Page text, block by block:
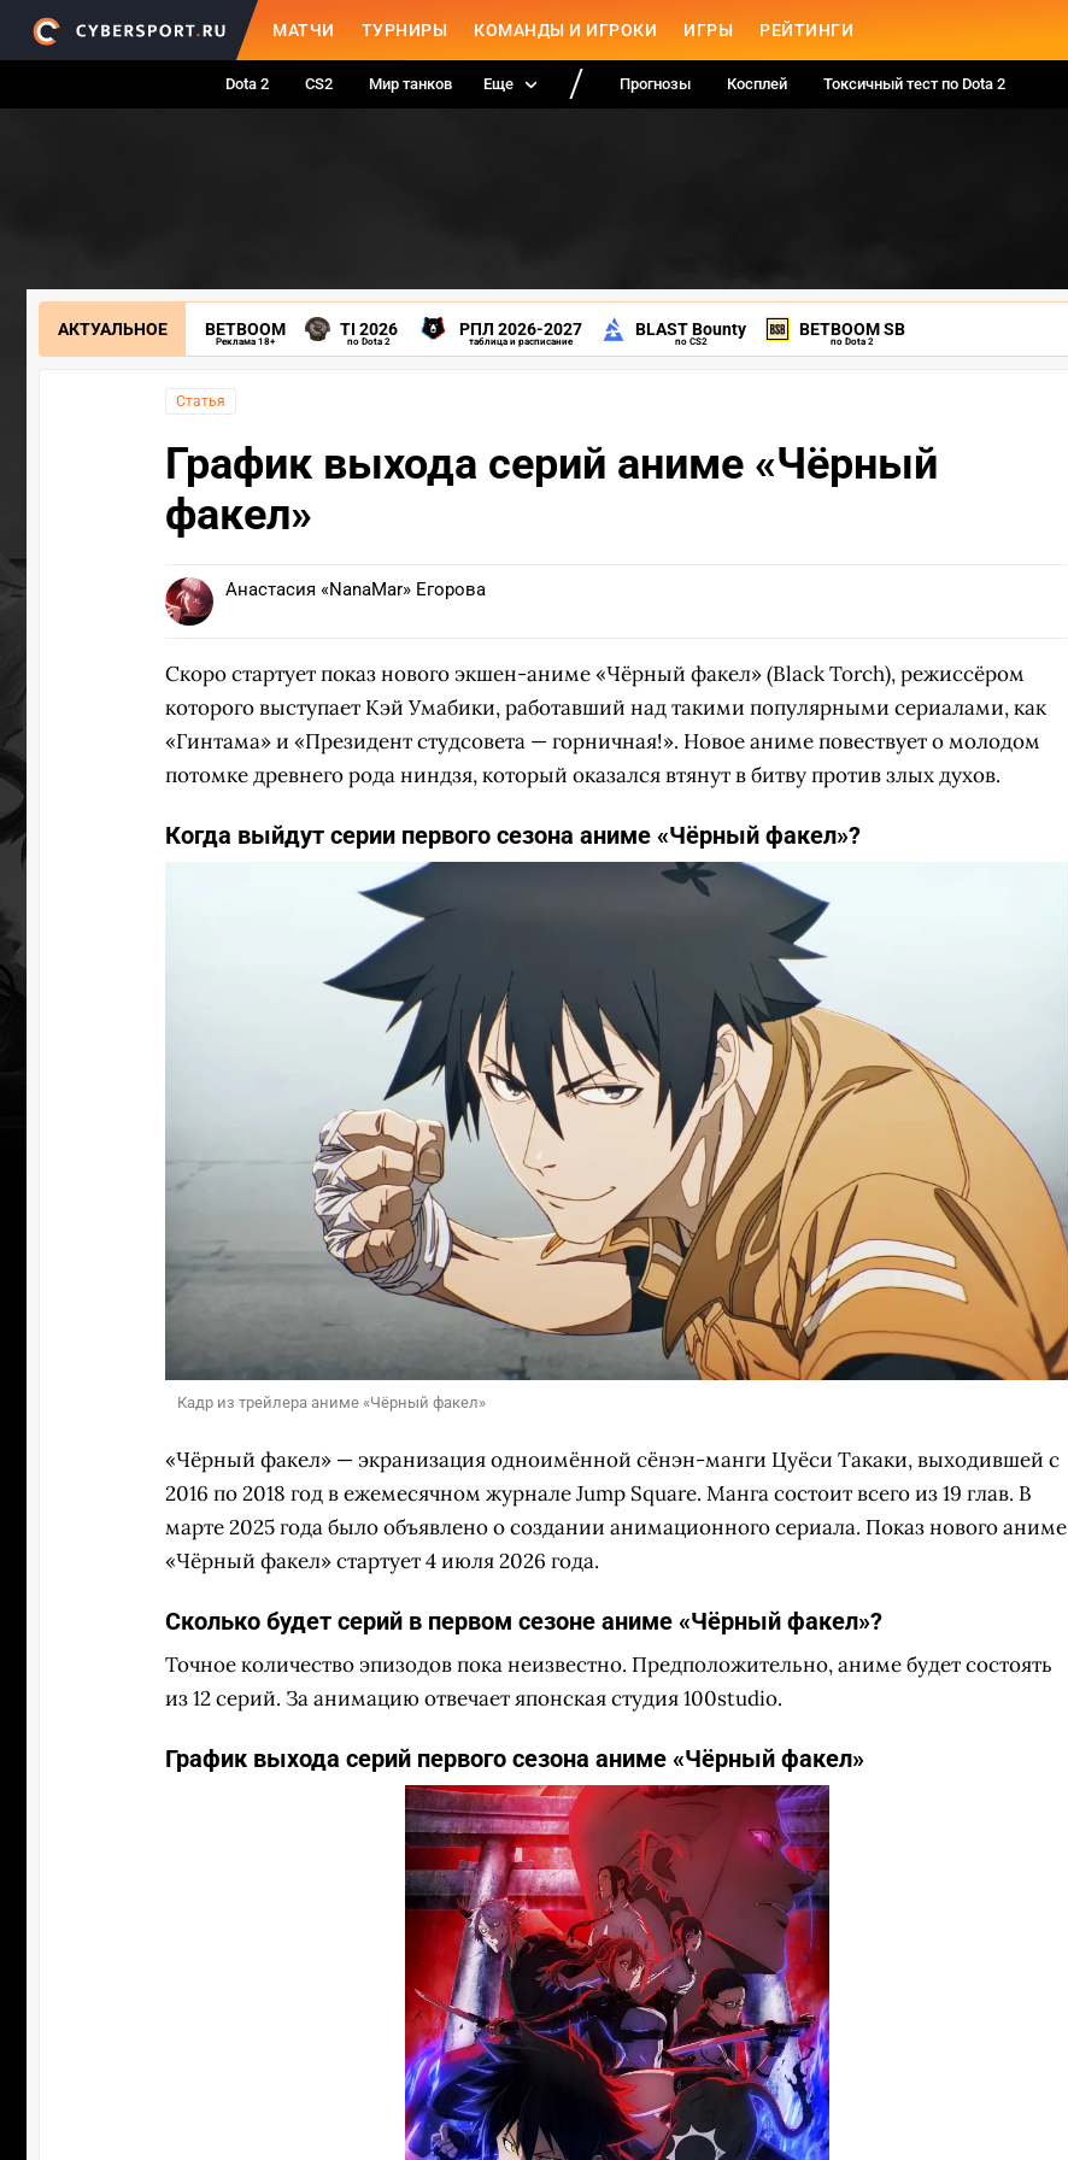
МАТЧИ ТУРНИРЫ КОМАНДЫ И ИГРОКИ ИГРЫ РЕЙТИНГИ
Dota 2 CS2 Мир танков Еще Прогнозы Косплей Токсичный тест по Dota 2
АКТУАЛЬНОЕ BETBOOM
Реклама 18+
TI 2026
по Dota 2
РПЛ 2026-2027
таблица и расписание
BLAST Bounty
по CS2
BETBOOM SB
по Dota 2
Статья
График выхода серий аниме «Чёрный
факел»
Анастасия «NanaMar» Егорова
Скоро стартует показ нового экшен-аниме «Чёрный факел» (Black Torch), режиссёром
которого выступает Кэй Умабики, работавший над такими популярными сериалами, как
«Гинтама» и «Президент студсовета — горничная!». Новое аниме повествует о молодом
потомке древнего рода ниндзя, который оказался втянут в битву против злых духов.
Когда выйдут серии первого сезона аниме «Чёрный факел»?
Кадр из трейлера аниме «Чёрный факел»
«Чёрный факел» — экранизация одноимённой сёнэн-манги Цуёси Такаки, выходившей с
2016 по 2018 год в ежемесячном журнале Jump Square. Манга состоит всего из 19 глав. В
марте 2025 года было объявлено о создании анимационного сериала. Показ нового аниме
«Чёрный факел» стартует 4 июля 2026 года.
Сколько будет серий в первом сезоне аниме «Чёрный факел»?
Точное количество эпизодов пока неизвестно. Предположительно, аниме будет состоять
из 12 серий. За анимацию отвечает японская студия 100studio.
График выхода серий первого сезона аниме «Чёрный факел»
УЧАСТВОВАТЬ